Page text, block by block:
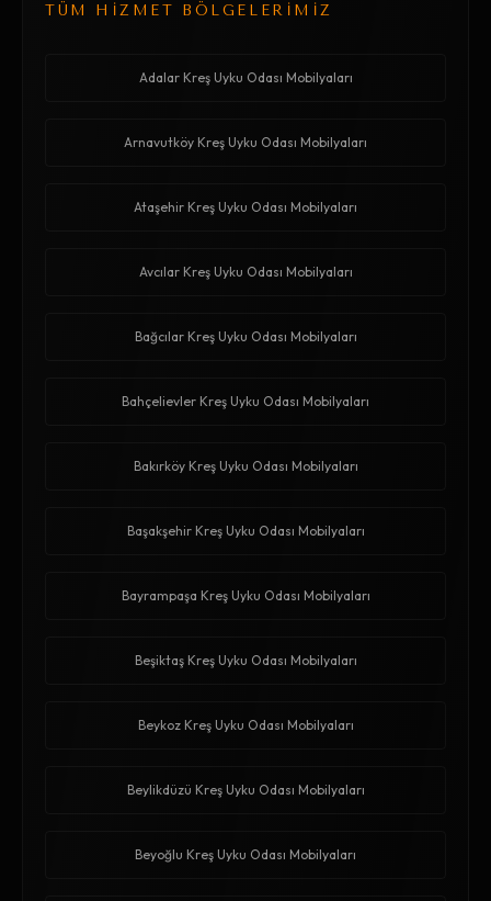
TÜM HİZMET BÖLGELERİMİZ
Adalar Kreş Uyku Odası Mobilyaları
Arnavutköy Kreş Uyku Odası Mobilyaları
Ataşehir Kreş Uyku Odası Mobilyaları
Avcılar Kreş Uyku Odası Mobilyaları
Bağcılar Kreş Uyku Odası Mobilyaları
Bahçelievler Kreş Uyku Odası Mobilyaları
Bakırköy Kreş Uyku Odası Mobilyaları
Başakşehir Kreş Uyku Odası Mobilyaları
Bayrampaşa Kreş Uyku Odası Mobilyaları
Beşiktaş Kreş Uyku Odası Mobilyaları
Beykoz Kreş Uyku Odası Mobilyaları
Beylikdüzü Kreş Uyku Odası Mobilyaları
Beyoğlu Kreş Uyku Odası Mobilyaları